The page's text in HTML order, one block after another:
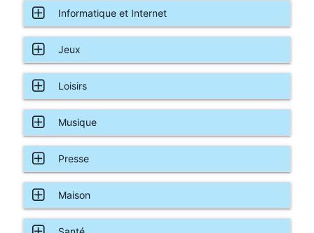
Informatique et Internet
Jeux
Loisirs
Musique
Presse
Maison